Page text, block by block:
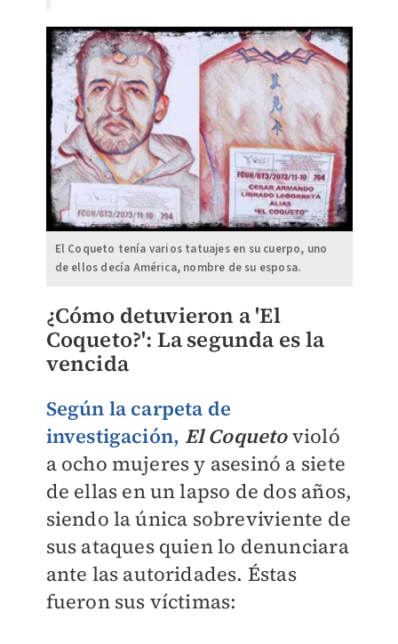
El Coqueto tenía varios tatuajes en su cuerpo, uno
de ellos decía América, nombre de su esposa.
¿Cómo detuvieron a 'El
Coqueto?': La segunda es la
vencida
Según la carpeta de
investigación, El Coquetovioló
a ocho mujeres y asesinó a siete
de ellas en un lapso de dos años,
siendo la única sobreviviente de
sus ataques quien lo denunciara
ante las autoridades. Éstas
fueron sus víctimas: